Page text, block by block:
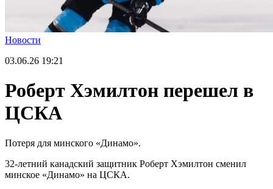
Новости
03.06.26 19:21
Роберт Хэмилтон перешел в
ЦСКА
Потеря для минского «Динамо».
32-летний канадский защитник Роберт Хэмилтон сменил
минское «Динамо» на ЦСКА.